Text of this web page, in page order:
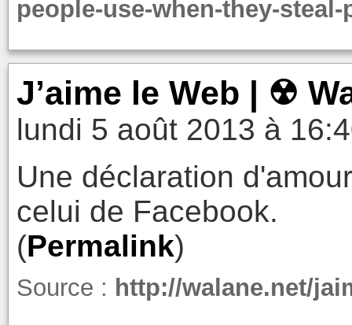
people-use-when-they-
J’aime le Web | ☢
lundi 5 août 2013 à
Une déclaration
celui de Facebook.
(Permalink)
Source : http://walane.net/